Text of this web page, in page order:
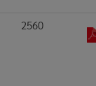
2560